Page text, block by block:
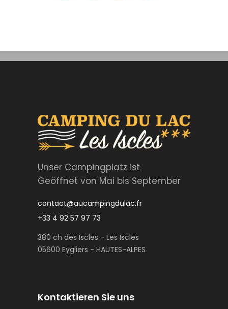
Unser Campingplatz ist
Geöffnet von Mai bis September
contact@aucampingdulac.fr
+33 4 92 57 97 73
380 ch des Iscles - Les Iscles
05600 Eygliers - HAUTES-ALPES
Kontaktieren Sie uns